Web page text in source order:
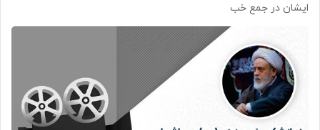
ایشان در جمع خب